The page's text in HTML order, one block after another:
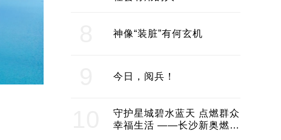
神像“装脏”有何玄机
今日，阅兵！
守护星城碧水蓝天 点燃群众
幸福生活 ——长沙新奥燃气